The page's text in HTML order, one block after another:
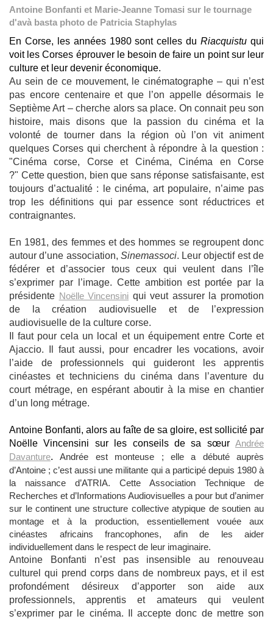
Antoine Bonfanti et Marie-Jeanne Tomasi sur le tournage
d'avà basta photo de Patricia Staphylas
En Corse, les années 1980 sont celles duRiacquistu qui
voit les Corses éprouver le besoin de faire un point sur leur
culture et leur devenir économique.
Au sein de ce mouvement, le cinématographe – qui n’est
pas encore centenaire et que l’on appelle désormais le
Septième Art – cherche alors sa place. On connait peu son
histoire, mais disons que la passion du cinéma et la
volonté de tourner dans la région où l’on vit animent
quelques Corses qui cherchent à répondre à la question :
"Cinéma corse, Corse et Cinéma, Cinéma en Corse
?" Cette question, bien que sans réponse satisfaisante, est
toujours d’actualité : le cinéma, art populaire, n’aime pas
trop les définitions qui par essence sont réductrices et
contraignantes.
En 1981, des femmes et des hommes se regroupent donc
autour d’une association, Sinemassoci. Leur objectif est de
fédérer et d’associer tous ceux qui veulent dans l’île
s’exprimer par l’image. Cette ambition est portée par la
présidente Noëlle Vincensini qui veut assurer la promotion
de la création audiovisuelle et de l’expression
audiovisuelle de la culture corse.
Il faut pour cela un local et un équipement entre Corte et
Ajaccio. Il faut aussi, pour encadrer les vocations, avoir
l’aide de professionnels qui guideront les apprentis
cinéastes et techniciens du cinéma dans l’aventure du
court métrage, en espérant aboutir à la mise en chantier
d’un long métrage.
Antoine Bonfanti, alors au faîte de sa gloire, est sollicité par
Noëlle Vincensini sur les conseils de sa sœur Andrée
Davanture.Andrée est monteuse ; elle a débuté auprès
d’Antoine ; c’est aussi une militante qui a participé depuis 1980 à
la naissance d’ATRIA. Cette Association Technique de
Recherches et d’Informations Audiovisuelles a pour but d’animer
sur le continent une structure collective atypique de soutien au
montage et à la production, essentiellement vouée aux
cinéastes africains francophones, afin de les aider
individuellement dans le respect de leur imaginaire.
Antoine Bonfanti n’est pas insensible au renouveau
culturel qui prend corps dans de nombreux pays, et il est
profondément désireux d’apporter son aide aux
professionnels, apprentis et amateurs qui veulent
s’exprimer par le cinéma. Il accepte donc de mettre son